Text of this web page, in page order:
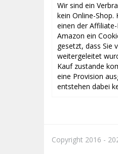
Wir sind ein
kein Online-Shop.
einen der
Amazon ein
gesetzt, dass Sie
weitergeleitet
Kauf zustande
eine Provision
entstehen dabei
Copyright 2016 -